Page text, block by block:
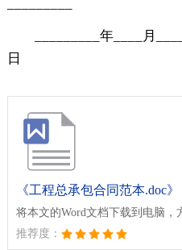
_________年____月
日
《工程总承包合同范本.doc》
将本文的Word文档下载到电脑，
推荐度：